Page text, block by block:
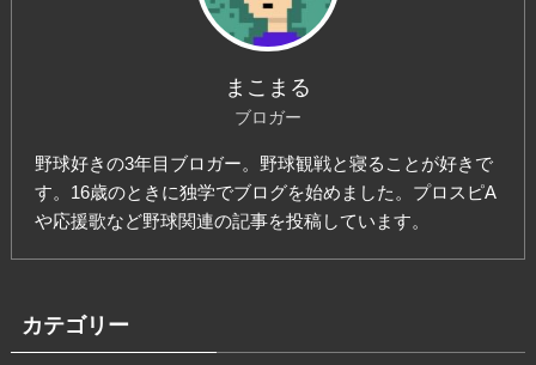
まこまる
ブロガー
野球好きの3年目ブロガー。野球観戦と寝ることが好きで
す。16歳のときに独学でブログを始めました。プロスピA
や応援歌など野球関連の記事を投稿しています。
カテゴリー